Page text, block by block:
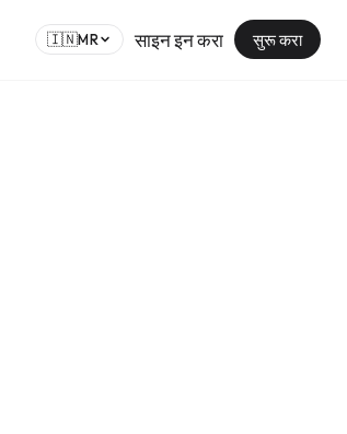
🇮🇳MR साइन इन करा सुरू करा